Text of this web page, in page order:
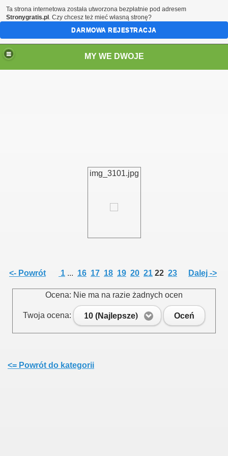
MY WE DWOJE
img_3101.jpg
<- Powrót 1 ... 16 17 18 19 20 21 22 23 Dalej ->
Ocena: Nie ma na razie żadnych ocen
Twoja ocena: 10 (Najlepsze) Oceń
<= Powrót do kategorii
Ta strona internetowa została utworzona bezpłatnie pod adresem
Stronygratis.pl . Czy chcesz też mieć własną stronę?
DARMOWA REJESTRACJA